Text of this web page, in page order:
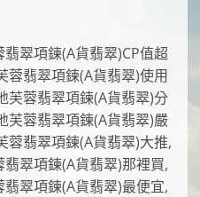
翡翠項鍊(A貨翡翠)CP值超
蓉翡翠項鍊(A貨翡翠)使用
芙蓉翡翠項鍊(A貨翡翠)分
芙蓉翡翠項鍊(A貨翡翠)嚴
蓉翡翠項鍊(A貨翡翠)大推,
翡翠項鍊(A貨翡翠)那裡買,
翡翠項鍊(A貨翡翠)最便宜,